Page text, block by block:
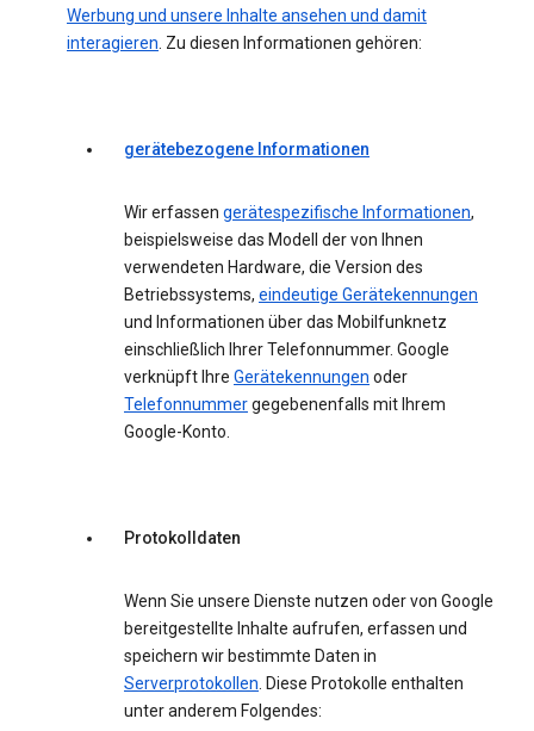
Werbung und unsere Inhalte ansehen und damit
interagieren. Zu diesen Informationen gehören:
gerätebezogene Informationen
Wir erfassen gerätespezifische Informationen,
beispielsweise das Modell der von Ihnen
verwendeten Hardware, die Version des
Betriebssystems, eindeutige Gerätekennungen
und Informationen über das Mobilfunknetz
einschließlich Ihrer Telefonnummer. Google
verknüpft Ihre Gerätekennungen oder
Telefonnummergegebenenfalls mit Ihrem
Google-Konto.
Protokolldaten
Wenn Sie unsere Dienste nutzen oder von Google
bereitgestellte Inhalte aufrufen, erfassen und
speichern wir bestimmte Daten in
Serverprotokollen. Diese Protokolle enthalten
unter anderem Folgendes: